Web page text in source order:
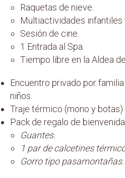
Raquetas de nieve.
Multiactividades infantiles
Sesión de cine.
1 Entrada al Spa.
Tiempo libre en la Aldea
Encuentro privado por
niños.
Traje térmico (mono y botas)
Pack de regalo de
Guantes.
1 par de calcetines
Gorro tipo pasamontañas.